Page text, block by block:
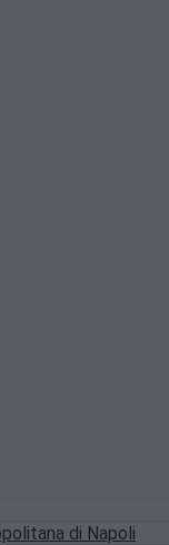
di Napoli